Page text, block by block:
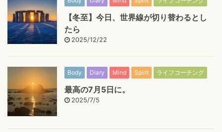
【冬至】今日、世界線が切り替わるとし
たら
2025/12/22
Body Diary Mind Spirit ライフコーチング
最高の7月5日に。
2025/7/5